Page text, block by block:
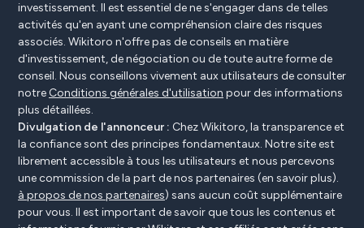
investissement. Il est essentiel de ne s'engager dans de telles
activités qu'en ayant une compréhension claire des risques
associés. Wikitoro n'offre pas de conseils en matière
d'investissement, de négociation ou de toute autre forme de
conseil. Nous conseillons vivement aux utilisateurs de consulter
notre Conditions générales d'utilisation pour des informations
plus détaillées.
Divulgation de l'annonceur : Chez Wikitoro, la transparence et
la confiance sont des principes fondamentaux. Notre site est
librement accessible à tous les utilisateurs et nous percevons
une commission de la part de nos partenaires (en savoir plus).
à propos de nos partenaires) sans aucun coût supplémentaire
pour vous. Il est important de savoir que tous les contenus et